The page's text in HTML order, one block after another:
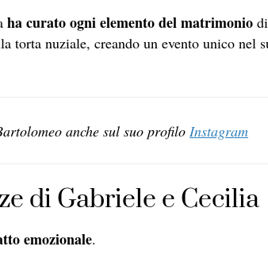
ha curato ogni elemento del matrimonio
nuziale, creando un evento unico nel
anche sul suo profilo Instagram
di Gabriele e Cecilia
emozionale.